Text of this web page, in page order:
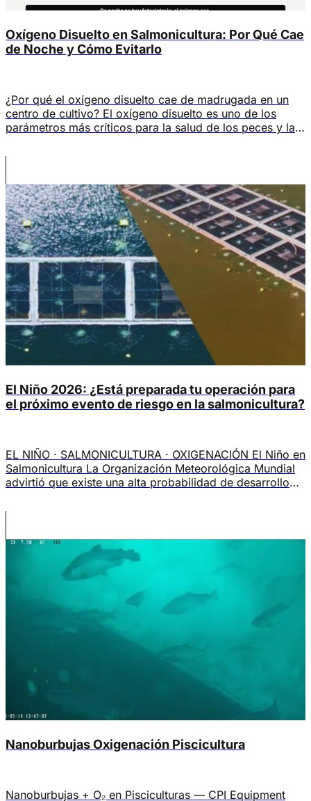
Oxígeno Disuelto en Salmonicultura: Por Qué Cae
de Noche y Cómo Evitarlo
¿Por qué el oxígeno disuelto cae de madrugada en un
centro de cultivo? El oxígeno disuelto es uno de los
parámetros más críticos para la salud de los peces y la
diferentes publicaciones lo demuestran. Sin embargo,
[…]
El Niño 2026: ¿Está preparada tu operación para
el próximo evento de riesgo en la salmonicultura?
EL NIÑO · SALMONICULTURA · OXIGENACIÓN El Niño en
Salmonicultura La Organización Meteorológica Mundial
advirtió que existe una alta probabilidad de desarrollo
la salmonicultura chilena, esto no es solamente una
El fenómeno de El Niño puede elevar la temperatura […]
Nanoburbujas Oxigenación Piscicultura
Nanoburbujas + O₂ en Pisciculturas — CPI Equipment